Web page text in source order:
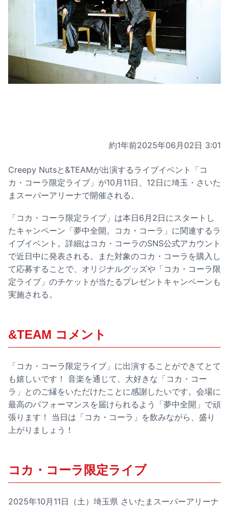
約1年前2025年06月02日 3:01
Creepy Nutsと&TEAMが出演するライブイベント「コ
カ・コーラ限定ライブ」が10月11日、12日に埼玉・さいた
まスーパーアリーナで開催される。
「コカ・コーラ限定ライブ」は本日6月2日にスタートし
たキャンペーン「夢中全開。コカ・コーラ」に関連するラ
イブイベント。詳細はコカ・コーラのSNS公式アカウント
で近日中に発表される。また対象のコカ・コーラを購入し
て応募することで、オリジナルグッズや「コカ・コーラ限
定ライブ」のチケットが当たるプレゼントキャンペーンも
実施される。
&TEAM コメント
「コカ・コーラ限定ライブ」に出演することができてとて
も嬉しいです！ 音楽を通じて、大好きな「コカ・コー
ラ」とのご縁をいただけたことに感謝したいです。会場に
最高のパフォーマンスを届けられるよう「夢中全開」で頑
張ります！ 当日は「コカ・コーラ」を飲みながら、盛り
上がりましょう！
コカ・コーラ限定ライブ
2025年10月11日（土）埼玉県 さいたまスーパーアリーナ